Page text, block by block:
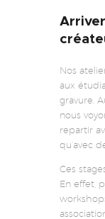
Nos
aux
gravure.
nous
repartir
qu’avec
Ces
En effet,